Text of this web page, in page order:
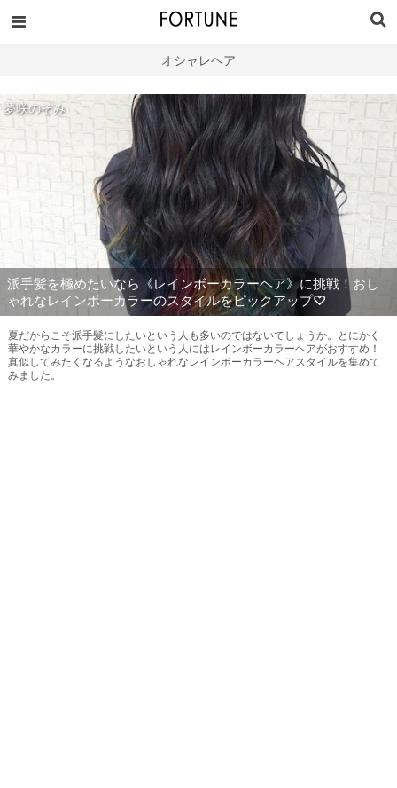
オシャレヘア
夢咲のぞみ
派手髪を極めたいなら《レインボーカラーヘア》に挑戦！おし
ゃれなレインボーカラーのスタイルをピックアップ♡
夏だからこそ派手髪にしたいという人も多いのではないでしょうか。とにかく
華やかなカラーに挑戦したいという人にはレインボーカラーヘアがおすすめ！
真似してみたくなるようなおしゃれなレインボーカラーヘアスタイルを集めて
みました。